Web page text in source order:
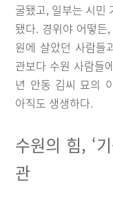
굴됐고, 일부는 시민
됐다. 경위야 어떻
원에 살았던 사람들
관보다 수원 사람들
년 안동 김씨 묘의
아직도 생생하다.
수원의 힘, ‘
관